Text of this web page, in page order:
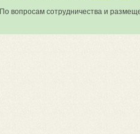
По вопросам сотрудничества и